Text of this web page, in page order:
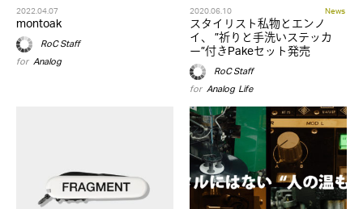
2022.04.07
montoak
RoC Staff
for Analog
2020.06.10 News
スタイリスト私物とエンノ
イ、 ”祈りと手洗いステッカ
ー”付きPakeセット発売
RoC Staff
for Analog,Life